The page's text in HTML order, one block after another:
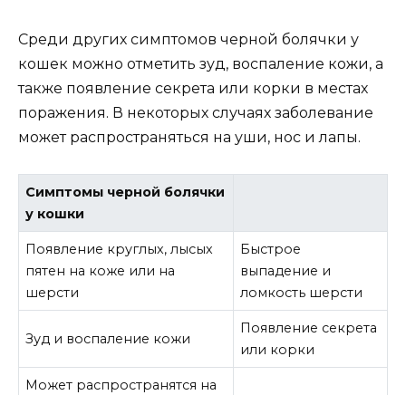
Среди других симптомов черной болячки у
кошек можно отметить зуд, воспаление кожи, а
также появление секрета или корки в местах
поражения. В некоторых случаях заболевание
может распространяться на уши, нос и лапы.
Симптомы черной болячки
у кошки
Появление круглых, лысых
пятен на коже или на
шерсти
Быстрое
выпадение и
ломкость шерсти
Зуд и воспаление кожи
Появление секрета
или корки
Может распространятся на